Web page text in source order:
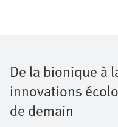
De la bionique à
innovations
de demain